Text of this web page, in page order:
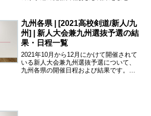
子個人・女子団体・女子個人それぞれベ
スト4を一覧にした...
九州各県 | [2021高校剣道/新人/九
州] | 新人大会兼九州選抜予選の結
果・日程一覧
2021年10月から12月にかけて開催されて
いる新人大会兼九州選抜予選について、
九州各県の開催日程および結果です。